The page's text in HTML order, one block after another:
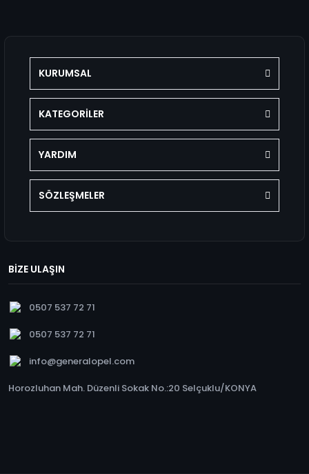
KURUMSAL
KATEGORİLER
YARDIM
SÖZLEŞMELER
BİZE ULAŞIN
0507 537 72 71
0507 537 72 71
info@generalopel.com
Horozluhan Mah. Düzenli Sokak No.:20 Selçuklu/KONYA